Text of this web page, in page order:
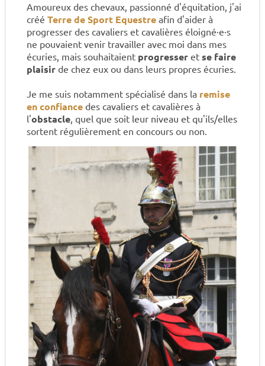
Amoureux des chevaux, passionné d'équitation, j'ai
créé Terre de Sport Equestre afin d'aider à
progresser des cavaliers et cavalières éloigné·e·s
ne pouvaient venir travailler avec moi dans mes
écuries, mais souhaitaient progresser et se faire
plaisir de chez eux ou dans leurs propres écuries.
Je me suis notamment spécialisé dans la remise
en confiance des cavaliers et cavalières à
l'obstacle, quel que soit leur niveau et qu'ils/elles
sortent régulièrement en concours ou non.